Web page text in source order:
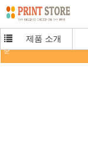
제품 소개
매우 호리호리한 LED 운전사
준